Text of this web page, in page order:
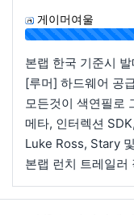
게이머여울
96%
본랩 한국 기준시
본랩 런치 트레일러
관련자료